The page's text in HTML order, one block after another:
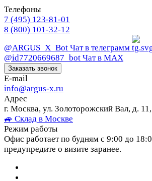
Телефоны
7 (495) 123-81-01
8 (800) 101-32-12
@ARGUS_X_Bot Чат в телеграмм
@id7720669687_bot Чат в МАХ
Заказать звонок
E-mail
info@argus-x.ru
Адрес
г. Москва, ул. Золоторожский Вал, д.
🚙 Склад в Москве
Режим работы
Офис работает по будням с 9:00 до
предупредите о визите заранее.